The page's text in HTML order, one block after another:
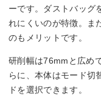
ーです。ダストバッグ
れにくいのが特徴。ま
のもメリットです。
研削幅は76mmと広め
らに、本体はモード切
ドを選択できます。